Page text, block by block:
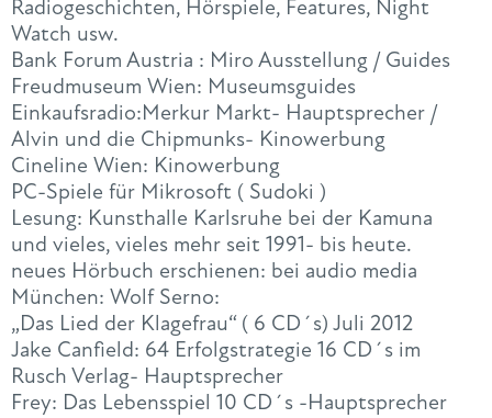
Radiogeschichten, Hörspiele, Features, Night
Watch usw.
Bank Forum Austria : Miro Ausstellung / Guides
Freudmuseum Wien: Museumsguides
Einkaufsradio:Merkur Markt- Hauptsprecher /
Alvin und die Chipmunks- Kinowerbung
Cineline Wien: Kinowerbung
PC-Spiele für Mikrosoft ( Sudoki )
Lesung: Kunsthalle Karlsruhe bei der Kamuna
und vieles, vieles mehr seit 1991- bis heute.
neues Hörbuch erschienen: bei audio media
München: Wolf Serno:
„Das Lied der Klagefrau“ ( 6 CD´s) Juli 2012
Jake Canfield: 64 Erfolgstrategie 16 CD´s im
Rusch Verlag- Hauptsprecher
Frey: Das Lebensspiel 10 CD´s -Hauptsprecher